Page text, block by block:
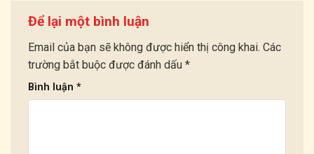
Để lại một bình luận
Email của bạn sẽ không được hiển thị công khai. Các
trường bắt buộc được đánh dấu *
Bình luận *